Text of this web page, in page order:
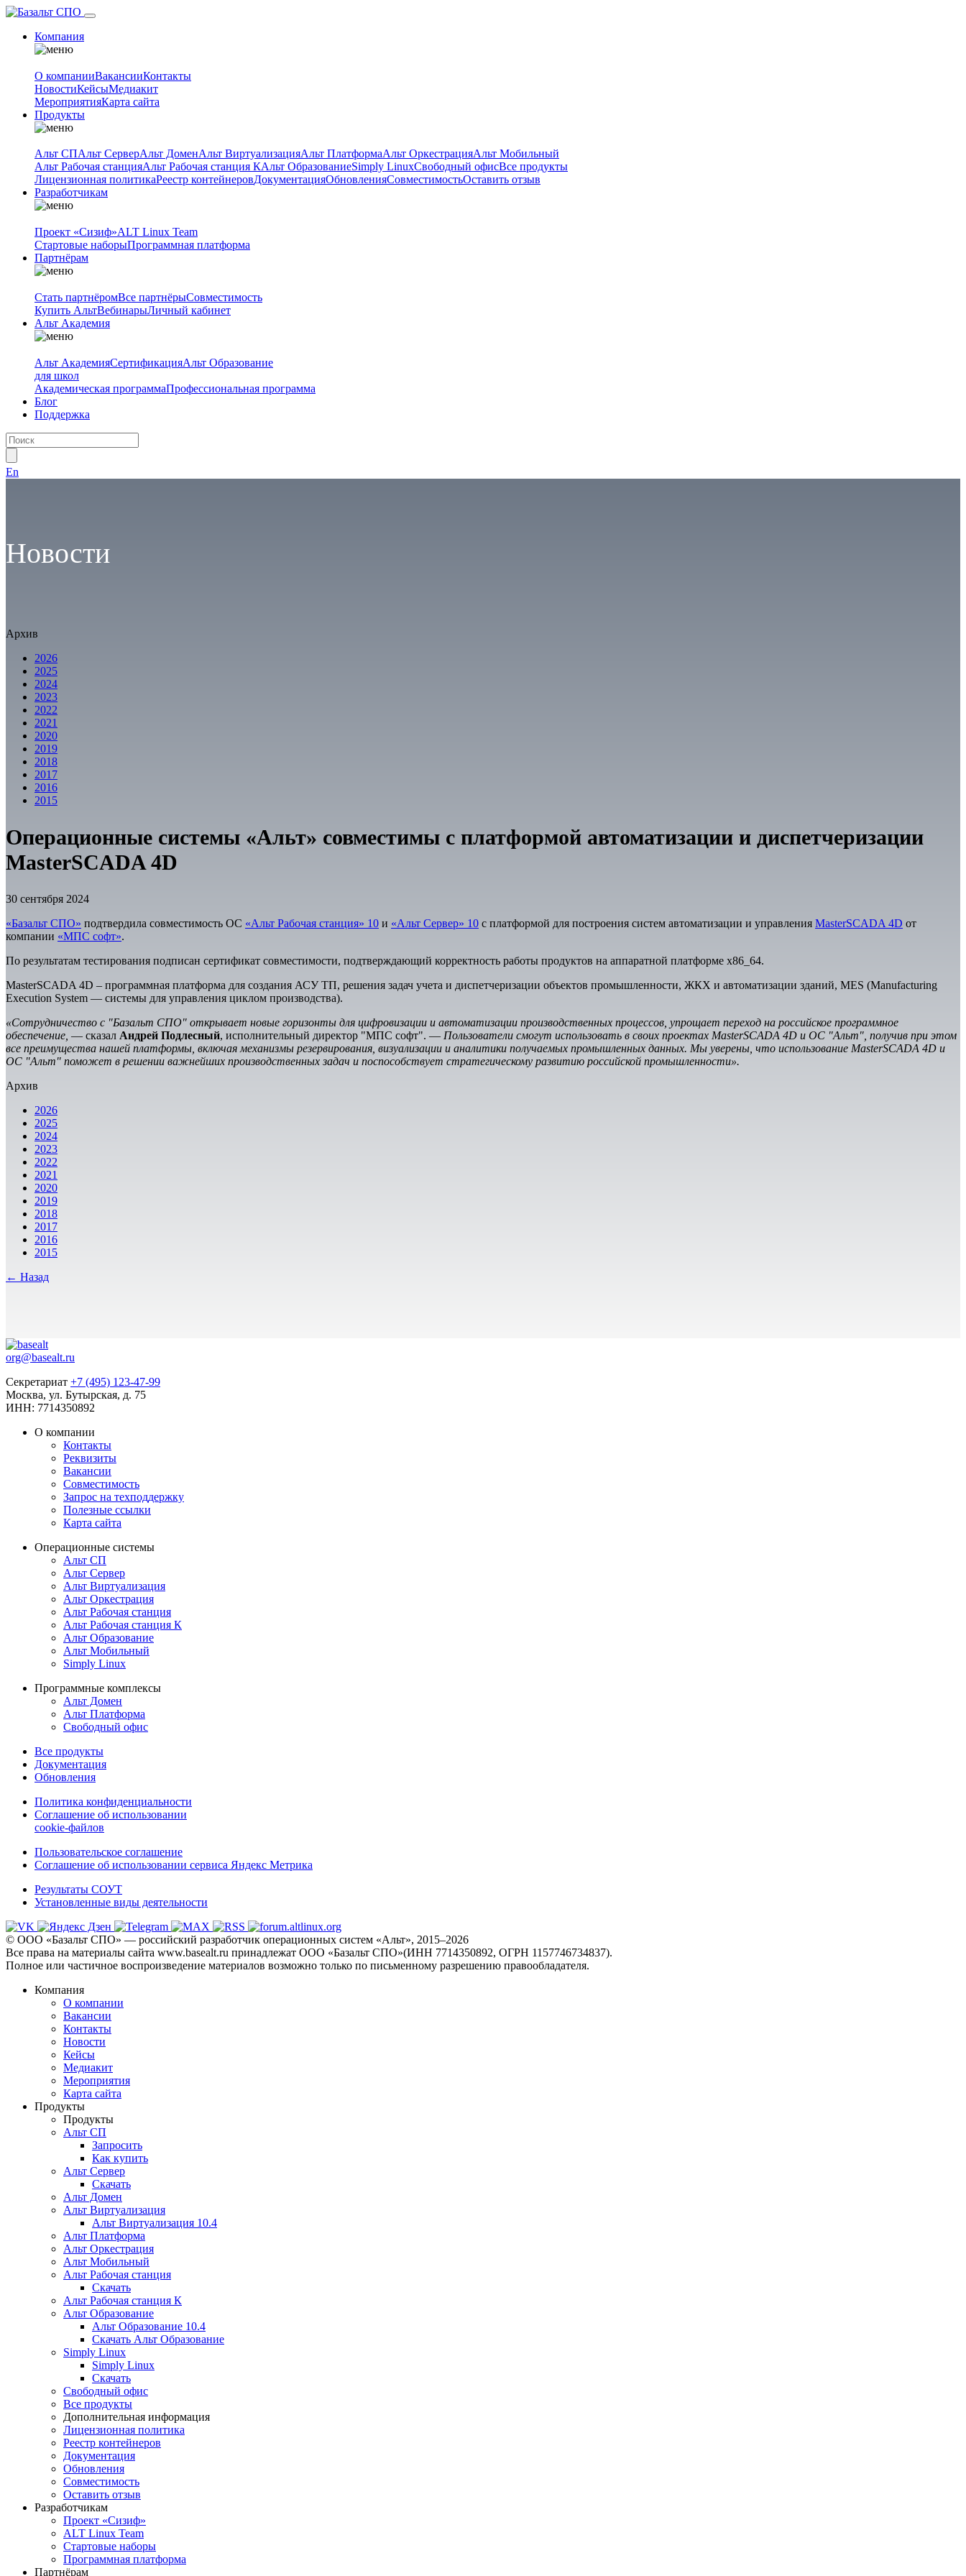
Компания
О компанииВакансииКонтакты
НовостиКейсыМедиакит
МероприятияКарта сайта
Продукты
Альт СПАльт СерверАльт ДоменАльт ВиртуализацияАльт ПлатформаАльт ОркестрацияАльт Мобильный
Альт Рабочая станцияАльт Рабочая станция КАльт ОбразованиеSimply LinuxСвободный офисВсе продукты
Лицензионная политикаРеестр контейнеровДокументацияОбновленияСовместимостьОставить отзыв
Разработчикам
Проект «Сизиф»ALT Linux Team
Стартовые наборыПрограммная платформа
Партнёрам
Стать партнёромВсе партнёрыСовместимость
Купить АльтВебинарыЛичный кабинет
Альт Академия
Альт АкадемияСертификацияАльт Образование
для школ
Академическая программаПрофессиональная программа
Блог
Поддержка
En
Новости
Архив
2026
2025
2024
2023
2022
2021
2020
2019
2018
2017
2016
2015
Операционные системы «Альт» совместимы с платформой автоматизации и диспетчеризации
MasterSCADA 4D
30 сентября 2024
«Базальт СПО» подтвердила совместимость ОС «Альт Рабочая станция» 10 и «Альт Сервер» 10 с платформой для построения систем автоматизации и управления MasterSCADA 4D от
компании «МПС софт».
По результатам тестирования подписан сертификат совместимости, подтверждающий корректность работы продуктов на аппаратной платформе х86_64.
MasterSCADA 4D – программная платформа для создания АСУ ТП, решения задач учета и диспетчеризации объектов промышленности, ЖКХ и автоматизации зданий, MES (Manufacturing
Execution System — системы для управления циклом производства).
«Сотрудничество с "Базальт СПО" открывает новые горизонты для цифровизации и автоматизации производственных процессов, упрощает переход на российское программное
обеспечение, — сказал Андрей Подлесный, исполнительный директор "МПС софт". — Пользователи смогут использовать в своих проектах MasterSCADA 4D и ОС "Альт", получив при этом
все преимущества нашей платформы, включая механизмы резервирования, визуализации и аналитики получаемых промышленных данных. Мы уверены, что использование MasterSCADA 4D и
ОС "Альт" поможет в решении важнейших производственных задач и поспособствует стратегическому развитию российской промышленности».
Архив
2026
2025
2024
2023
2022
2021
2020
2019
2018
2017
2016
2015
← Назад
org@basealt.ru
Секретариат +7 (495) 123-47-99
Москва, ул. Бутырская, д. 75
ИНН: 7714350892
О компании
Контакты
Реквизиты
Вакансии
Совместимость
Запрос на техподдержку
Полезные ссылки
Карта сайта
Операционные системы
Альт СП
Альт Сервер
Альт Виртуализация
Альт Оркестрация
Альт Рабочая станция
Альт Рабочая станция К
Альт Образование
Альт Мобильный
Simply Linux
Программные комплексы
Альт Домен
Альт Платформа
Свободный офис
Все продукты
Документация
Обновления
Политика конфиденциальности
Соглашение об использовании
cookie-файлов
Пользовательское соглашение
Соглашение об использовании сервиса Яндекс Метрика
Результаты СОУТ
Установленные виды деятельности
© ООО «Базальт СПО» — российский разработчик операционных систем «Альт», 2015–2026
Все права на материалы сайта www.basealt.ru принадлежат ООО «Базальт СПО»(ИНН 7714350892, ОГРН 1157746734837).
Полное или частичное воспроизведение материалов возможно только по письменному разрешению правообладателя.
Компания
О компании
Вакансии
Контакты
Новости
Кейсы
Медиакит
Мероприятия
Карта сайта
Продукты
Продукты
Альт СП
Запросить
Как купить
Альт Сервер
Скачать
Альт Домен
Альт Виртуализация
Альт Виртуализация 10.4
Альт Платформа
Альт Оркестрация
Альт Мобильный
Альт Рабочая станция
Скачать
Альт Рабочая станция К
Альт Образование
Альт Образование 10.4
Скачать Альт Образование
Simply Linux
Simply Linux
Скачать
Свободный офис
Все продукты
Дополнительная информация
Лицензионная политика
Реестр контейнеров
Документация
Обновления
Совместимость
Оставить отзыв
Разработчикам
Проект «Сизиф»
ALT Linux Team
Стартовые наборы
Программная платформа
Партнёрам